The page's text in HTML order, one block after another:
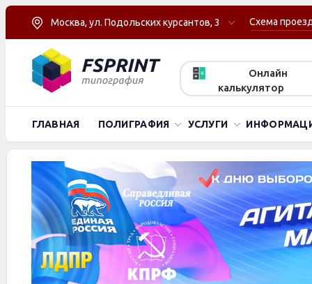
Москва, ул. Подольских курсантов, 3 Схема
Онлайн
калькулятор
ГЛАВНАЯ ПОЛИГРАФИЯ УСЛУГИ